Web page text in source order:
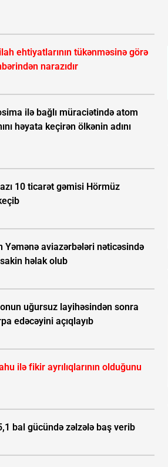
ehtiyatlarının tükənməsinə görə
narazıdır
ilə bağlı müraciətində atom
həyata keçirən ölkənin adını
10 ticarət gəmisi Hörmüz
Yəmənə aviazərbələri nəticəsində
həlak olub
uğursuz layihəsindən sonra
edəcəyini açıqlayıb
ilə fikir ayrılıqlarının olduğunu
bal gücündə zəlzələ baş verib